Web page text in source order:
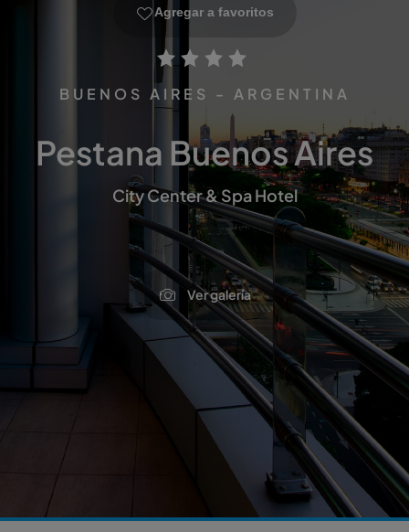
Agregar a favoritos
BUENOS AIRES - ARGENTINA
Pestana Buenos Aires
City Center & Spa Hotel
Ver galería